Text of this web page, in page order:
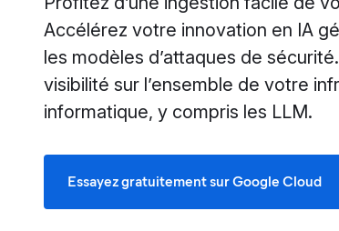
Accélérez votre innovation en IA
les modèles d’attaques de
visibilité sur l’ensemble de votre
informatique, y compris les LLM.
Essayez gratuitement sur Google Cloud